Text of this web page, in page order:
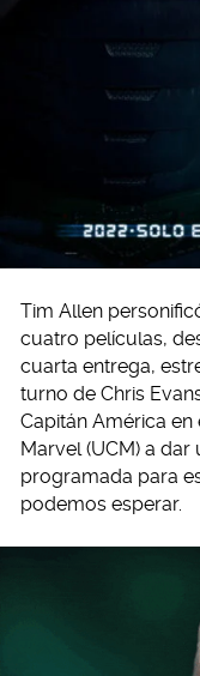
Tim Allen
cuatro películas,
cuarta entrega,
turno de Chris
Capitán América
Marvel (UCM) a dar
programada para
podemos esperar.